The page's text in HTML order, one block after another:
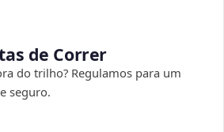
de Correr
do trilho? Regulamos para um
seguro.